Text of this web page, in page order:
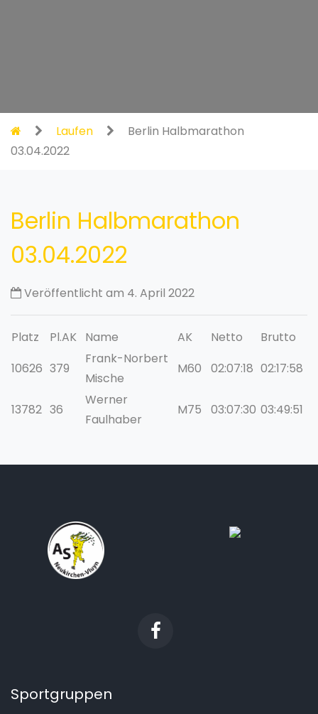
Laufen
Berlin Halbmarathon
03.04.2022
Berlin Halbmarathon
03.04.2022
Veröffentlicht am 4. April 2022
Platz Pl.AK Name AK Netto
Brutto
10626 379
Frank-Norbert
Mische
M60 02:07:18 02:17:58
13782 36
Werner
Faulhaber
M75 03:07:30 03:49:51
Sportgruppen